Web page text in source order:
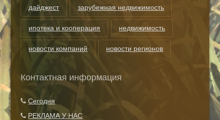
дайджест зарубежная недвижимость
ипотека и кооперация недвижимость
новости компаний новости регионов
Показать все теги
Контактная информация
Сегодня
РЕКЛАМА У НАС